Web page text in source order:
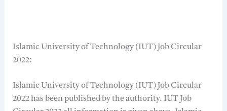
Islamic University of Technology (IUT) Job Circular
2022:
Islamic University of Technology (IUT) Job Circular
2022 has been published by the authority. IUT Job